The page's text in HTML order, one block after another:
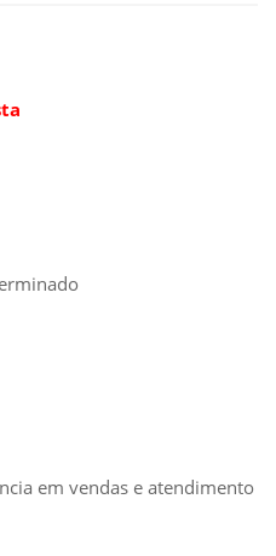
em vendas e atendimento